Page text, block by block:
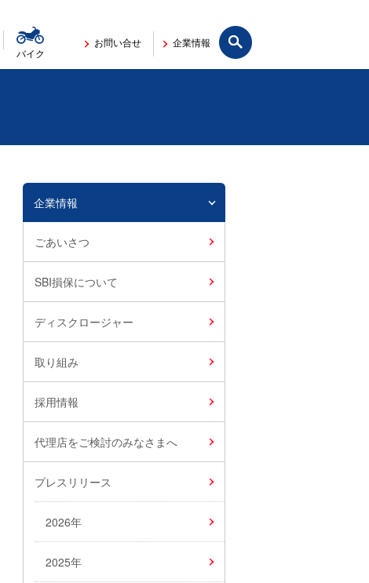
バイク
お問い合せ 企業情報
企業情報
ごあいさつ
SBI損保について
ディスクロージャー
取り組み
採用情報
代理店をご検討のみなさまへ
プレスリリース
2026年
2025年